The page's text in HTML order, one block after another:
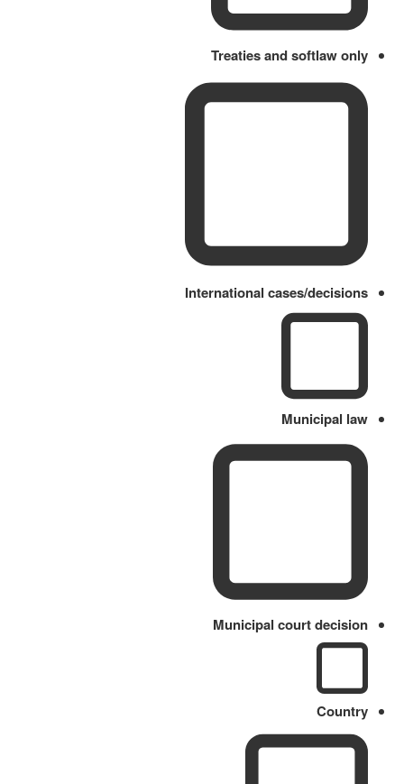
Treaties and softlaw only
International cases/decisions
Municipal law
Municipal court decision
Country